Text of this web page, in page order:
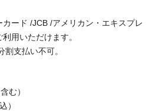
ード /JCB /アメリカン・エキスプレ
用いただけます。
支払い不可。
む）
）